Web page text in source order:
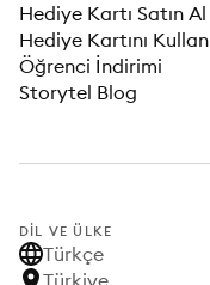
Hediye Kartı Satın Al
Hediye Kartını Kullan
Öğrenci İndirimi
Storytel Blog
DIL VE ÜLKE
Türkçe
Türkiye